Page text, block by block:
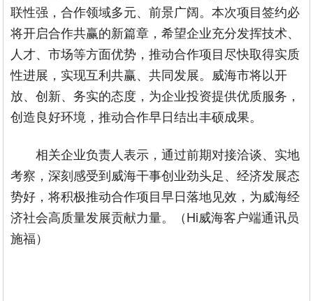
联性强，合作领域多元、前景广阔。本次项目签约必
将开启合作共赢的新篇章，希望企业充分发挥技术、
人才、市场等方面优势，推动合作项目尽快取得实质
性进展，实现互利共赢、共同发展。威海市将以开
放、创新、务实的态度，为企业投资提供优质服务，
创造良好环境，推动合作早日结出丰硕成果。
相关企业负责人表示，通过前期对接洽谈、实地
考察，深刻感受到威海干事创业劲头足、经济发展态
势好，将积极推动合作项目早日落地见效，为威海经
济社会高质量发展贡献力量。（Hi威海客户端通讯员
施福）